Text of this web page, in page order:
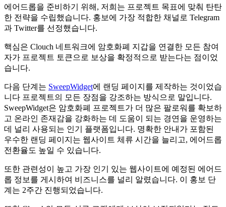
에어드롭을 준비하기 위해, 저희는 프로젝트 목표에 맞춰 탄탄
한 전략을 수립했습니다. 홍보에 가장 적합한 채널로 Telegram
과 Twitter를 선정했습니다.
핵심은 Clouch 네트워크에 암호화폐 지갑을 연결한 모든 참여
자가 프로젝트 토큰으로 보상을 확정적으로 받는다는 점이었
습니다.
다음 단계는 SweepWidget에 랜딩 페이지를 제작하는 것이었습
니다 프로젝트의 모든 장점을 강조하는 방식으로 말입니다.
SweepWidget은 암호화폐 프로젝트가 더 많은 팔로워를 확보하
고 온라인 존재감을 강화하는 데 도움이 되는 경연을 운영하는
데 널리 사용되는 인기 플랫폼입니다. 명확한 안내가 포함된
우수한 랜딩 페이지는 웹사이트 체류 시간을 늘리고, 에어드롭
전환율도 높일 수 있습니다.
또한 관련성이 높고 가장 인기 있는 웹사이트에 예정된 에어드
롭 정보를 게시하여 비즈니스를 널리 알렸습니다. 이 홍보 단
계는 2주간 진행되었습니다.